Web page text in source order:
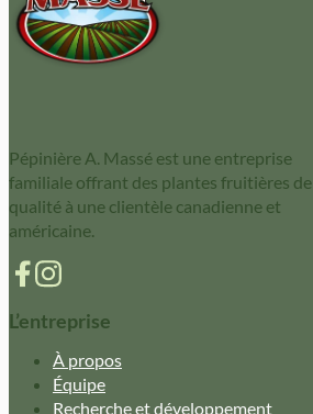
Pépinière A. Massé est une entreprise
familiale offrant des plantes fruitières de
qualité à une clientèle canadienne et
américaine.
L’entreprise
À propos
Équipe
Recherche et développement